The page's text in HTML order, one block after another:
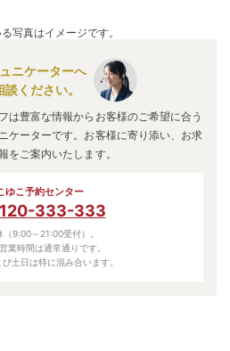
写真はイメージです。
ニケーターへ
ください。
は豊富な情報からお客様のご希望に合う
ケーターです。お客様に寄り添い、お求
をご案内いたします。
ゆこ予約センター
333-333
9:00～21:00受付）。
業時間は通常通りです。
土日は特に混み合います。